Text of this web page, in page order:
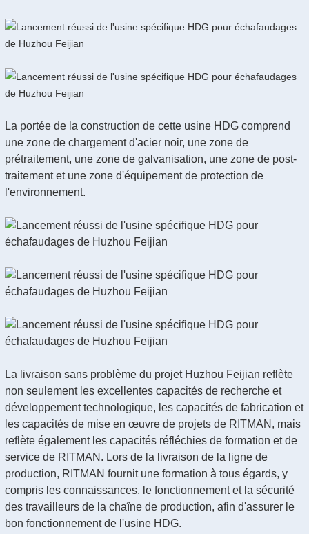
La portée de la construction de cette usine HDG comprend
une zone de chargement d'acier noir, une zone de
prétraitement, une zone de galvanisation, une zone de post-
traitement et une zone d'équipement de protection de
l'environnement.
La livraison sans problème du projet Huzhou Feijian reflète
non seulement les excellentes capacités de recherche et
développement technologique, les capacités de fabrication et
les capacités de mise en œuvre de projets de RITMAN, mais
reflète également les capacités réfléchies de formation et de
service de RITMAN. Lors de la livraison de la ligne de
production, RITMAN fournit une formation à tous égards, y
compris les connaissances, le fonctionnement et la sécurité
des travailleurs de la chaîne de production, afin d'assurer le
bon fonctionnement de l'usine HDG.